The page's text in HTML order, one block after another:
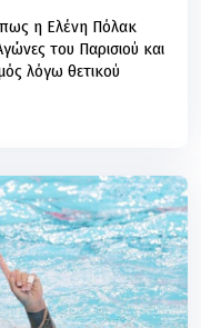
η Ελένη Πόλακ
του Παρισιού και
λόγω θετικού